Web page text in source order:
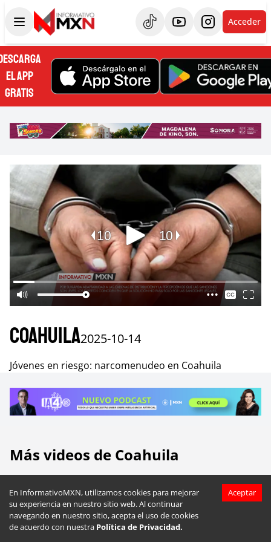
En InformativoMXN, utilizamos cookies para mejorar
su experiencia en nuestro sitio web. Al continuar
navegando en nuestro sitio, acepta el uso de cookies
de acuerdo con nuestra Política de Privacidad.
Aceptar
Acceder
EL APP
GRATIS
Coahuila2025-10-14
Jóvenes en riesgo: narcomenudeo en Coahuila
Más videos de Coahuila